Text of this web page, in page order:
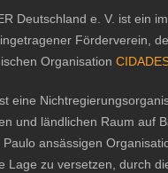
Deutschland e. V. ist ein
Förderverein,
Organisation
eine
und ländlichen Raum auf
ansässigen
Lage zu versetzen, durch